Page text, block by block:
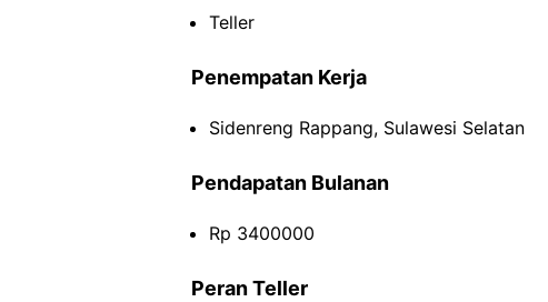
Teller
Penempatan Kerja
Sidenreng Rappang, Sulawesi Selatan
Pendapatan Bulanan
Rp 3400000
Peran Teller